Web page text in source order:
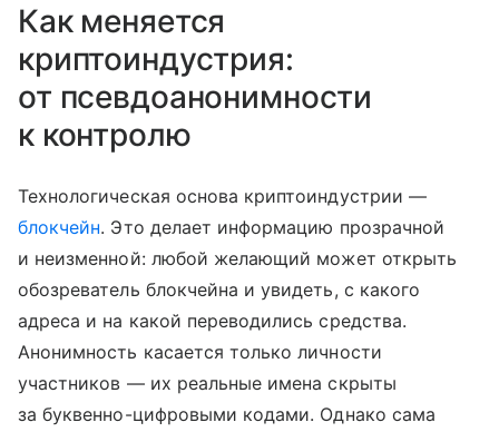
Как меняется
криптоиндустрия:
от псевдоанонимности
к контролю
Технологическая основа криптоиндустрии —
блокчейн. Это делает информацию прозрачной
и неизменной: любой желающий может открыть
обозреватель блокчейна и увидеть, с какого
адреса и на какой переводились средства.
Анонимность касается только личности
участников — их реальные имена скрыты
за буквенно-цифровыми кодами. Однако сама